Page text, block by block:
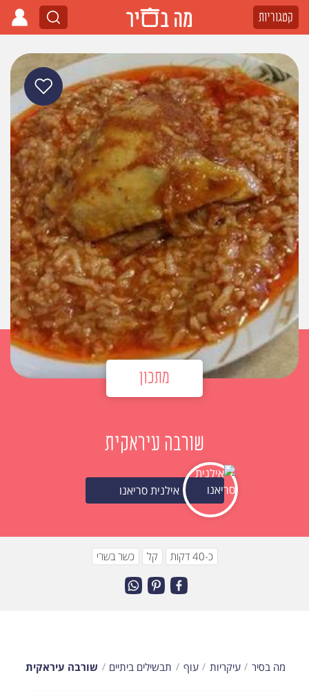
קטגוריות
מתכון
שורבה עיראקית
אילנית סריאנו
כ-40 דקות קל כשר בשרי
מה בסיר עיקריות עוף תבשילים ביתיים שורבה עיראקית